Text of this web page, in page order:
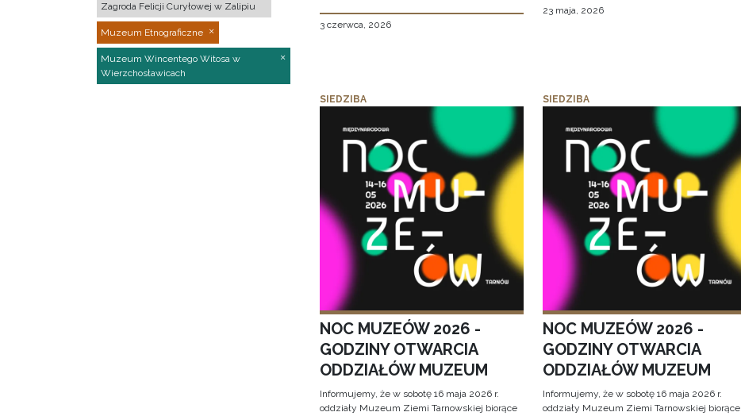
Zagroda Felicji Curyłowej w Zalipiu
Muzeum Etnograficzne
Muzeum Wincentego Witosa w
Wierzchosławicach
3 czerwca, 2026
23 maja, 2026
SIEDZIBA
NOC MUZEÓW 2026 -
GODZINY OTWARCIA
ODDZIAŁÓW MUZEUM
Informujemy, że w sobotę 16 maja 2026 r.
oddziały Muzeum Ziemi Tarnowskiej biorące
SIEDZIBA
NOC MUZEÓW 2026 -
GODZINY OTWARCIA
ODDZIAŁÓW MUZEUM
Informujemy, że w sobotę 16 maja 2026 r.
oddziały Muzeum Ziemi Tarnowskiej biorące